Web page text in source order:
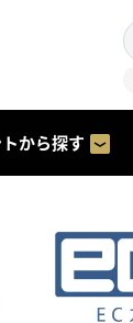
から探す